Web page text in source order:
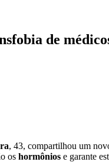
de
, 43, compartilhou um
os hormônios e garante